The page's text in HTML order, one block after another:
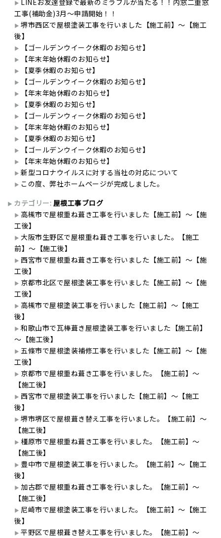
LINEお友達登録で最新のミラブルが当たる！！内窓二重窓
工事(補助金)3月～申請開始！！
堺市西区で屋根塗装工事を行いました【施工前】～【施工
後】
【ゴールデンウイーク休暇のお知らせ】
【年末年始休暇のお知らせ】
【夏季休暇のお知らせ】
【ゴールデンウイーク休暇のお知らせ】
【年末年始休暇のお知らせ】
【夏季休暇のお知らせ】
【ゴールデンウィーク休暇のお知らせ】
【年末年始休暇のお知らせ】
【夏季休暇のお知らせ】
【ゴールデンウイーク休暇のお知らせ】
【年末年始休暇のお知らせ】
新型コロナウイルスに対する当社の対応について
この度、弊社ホームページが完成しました。
カテゴリー: 屋根工事ブログ
高槻市で屋根重ね葺き工事を行いました【施工前】〜【施
工後】
大阪市生野区で屋根重ね葺き工事を行いました。【施工
前】～【施工後】
西宮市で屋根重ね葺き工事を行いました【施工前】～【施
工後】
京都市北区で屋根塗装工事を行いました【施工前】～【施
工後】
高槻市で屋根塗装工事を行いました【施工前】～【施工
後】
和歌山市で瓦棒葺き屋根塗装工事を行いました【施工前】
～【施工後】
五條市で屋根塗装補修工事を行いました【施工前】～【施
工後】
京都市で屋根重ね葺き工事を行いました。【施工前】～
【施工後】
西宮市で屋根塗装工事を行いました【施工前】～【施工
後】
堺市堺区で屋根葺き替え工事を行いました。【施工前】～
【施工後】
橿原市で屋根重ね葺き工事を行いました。【施工前】～
【施工後】
豊中市で屋根塗装工事を行いました。【施工前】～【施工
後】
加古郡で屋根重ね葺き工事を行いました。【施工前】～
【施工後】
尼崎市で屋根塗装工事を行いました。【施工前】～【施工
後】
平野区で屋根葺き替え工事を行いました。【施工前】～